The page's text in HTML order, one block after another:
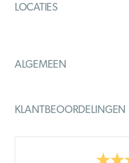
LOCATIES
ALGEMEEN
KLANTBEOORDELINGEN